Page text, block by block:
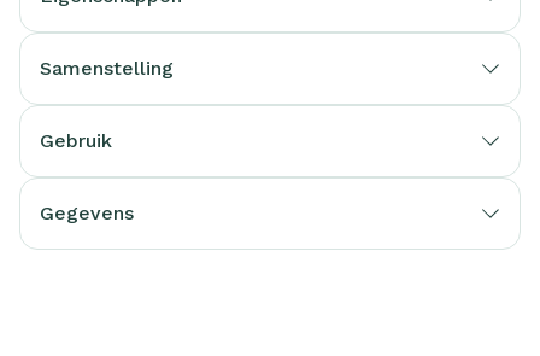
Samenstelling
Gebruik
Gegevens